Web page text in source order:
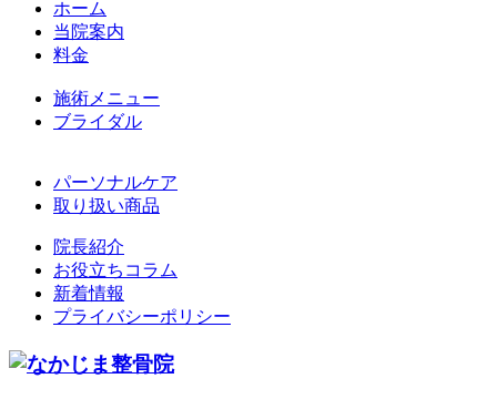
ホーム
当院案内
料金
施術メニュー
ブライダル
パーソナルケア
取り扱い商品
院長紹介
お役立ちコラム
新着情報
プライバシーポリシー